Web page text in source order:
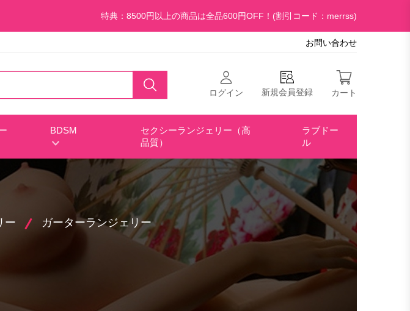
特典：8500円以上の商品は全品600円OFF！(割引コード：merrss)
お問い合わせ
ログイン 新規会員登録 カート
BDSM
セクシーランジェリー（高
品質）
ラブドー
ル
ー ガーターランジェリー